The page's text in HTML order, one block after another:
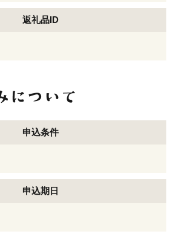
返礼品ID
申込条件
申込期日